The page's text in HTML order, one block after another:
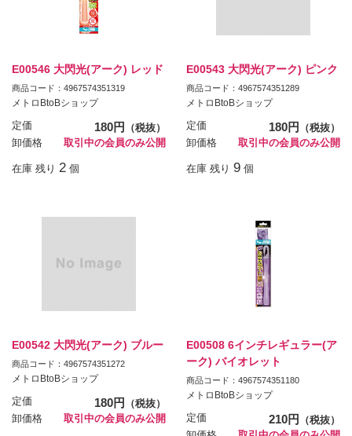
E00546 大閃光(アーク) レッド
商品コード：4967574351319
メトロBtoBショップ
定価 180円
（税抜）
卸価格
取引中の会員のみ公開
在庫 残り 2 個
E00543 大閃光(アーク) ピンク
商品コード：4967574351289
メトロBtoBショップ
定価 180円
（税抜）
卸価格
取引中の会員のみ公開
在庫 残り 9 個
E00542 大閃光(アーク) ブルー
商品コード：4967574351272
メトロBtoBショップ
定価 180円
（税抜）
卸価格
取引中の会員のみ公開
E00508 6インチレギュラー(ア
ーク) バイオレット
商品コード：4967574351180
メトロBtoBショップ
定価 210円
（税抜）